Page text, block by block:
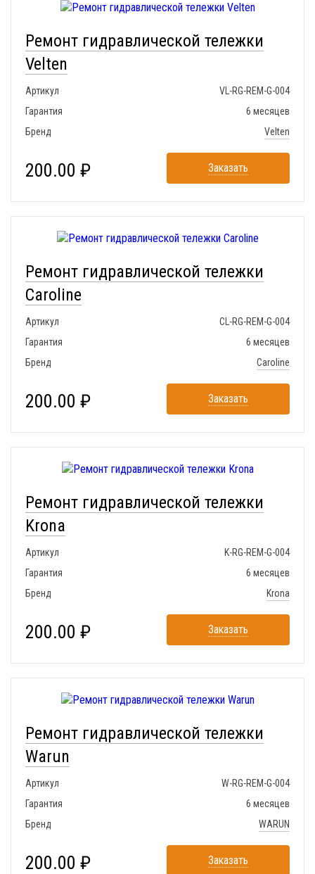
Ремонт гидравлической тележки
Velten
Артикул
VL-RG-REM-G-004
Гарантия
6 месяцев
Бренд
Velten
200.00 ₽ Заказать
Ремонт гидравлической тележки
Caroline
Артикул
CL-RG-REM-G-004
Гарантия
6 месяцев
Бренд
Caroline
200.00 ₽ Заказать
Ремонт гидравлической тележки
Krona
Артикул
K-RG-REM-G-004
Гарантия
6 месяцев
Бренд
Krona
200.00 ₽ Заказать
Ремонт гидравлической тележки
Warun
Артикул
W-RG-REM-G-004
Гарантия
6 месяцев
Бренд
WARUN
200.00 ₽ Заказать